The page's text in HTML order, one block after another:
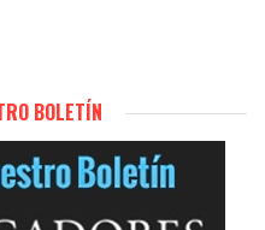
BOLETÍN